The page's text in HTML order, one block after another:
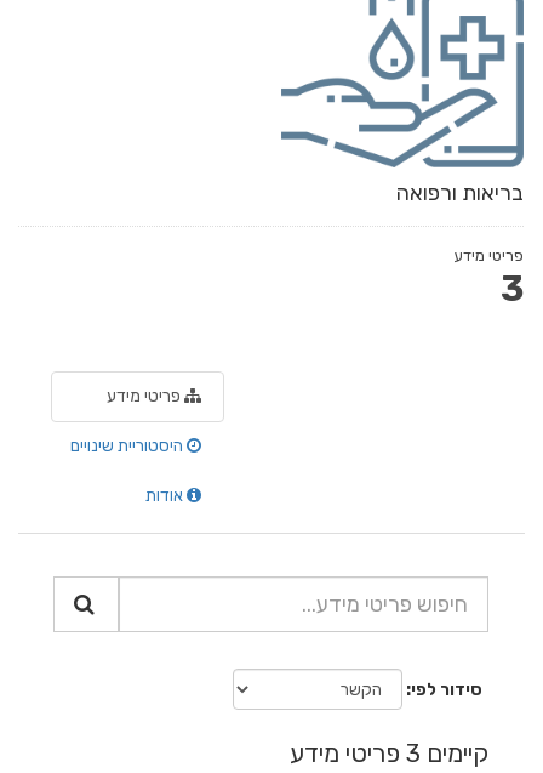
בריאות ורפואה
פריטי מידע
3
פריטי מידע
היסטוריית שינויים
אודות
סידור לפי
קיימים 3 פריטי מידע